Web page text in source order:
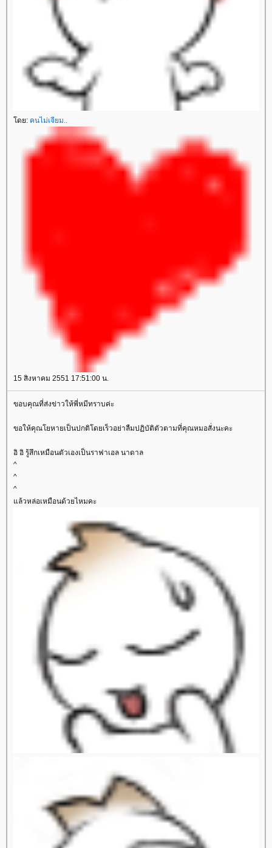
ดย: คนไม่เจียม..
15 สิงหาคม 2551 17:51:00 น.
ขอบคุณที่ส่งข่าวให้พี่หมีทราบค่ะ
ขอให้คุณโยหายเป็นปกติโดยเร็วอย่าลืมปฏิบัติตัวตามที่คุณหมอสั่งนะคะ
อิ อิ รู้สึกเหมือนตัวเองเป็นราฟาเอล นาดาล
^
^
^
ล้วหล่อเหมือนด้วยไหมคะ